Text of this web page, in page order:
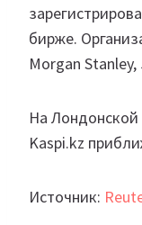
бирже.
Morgan
На
Kaspi.kz
Источник: